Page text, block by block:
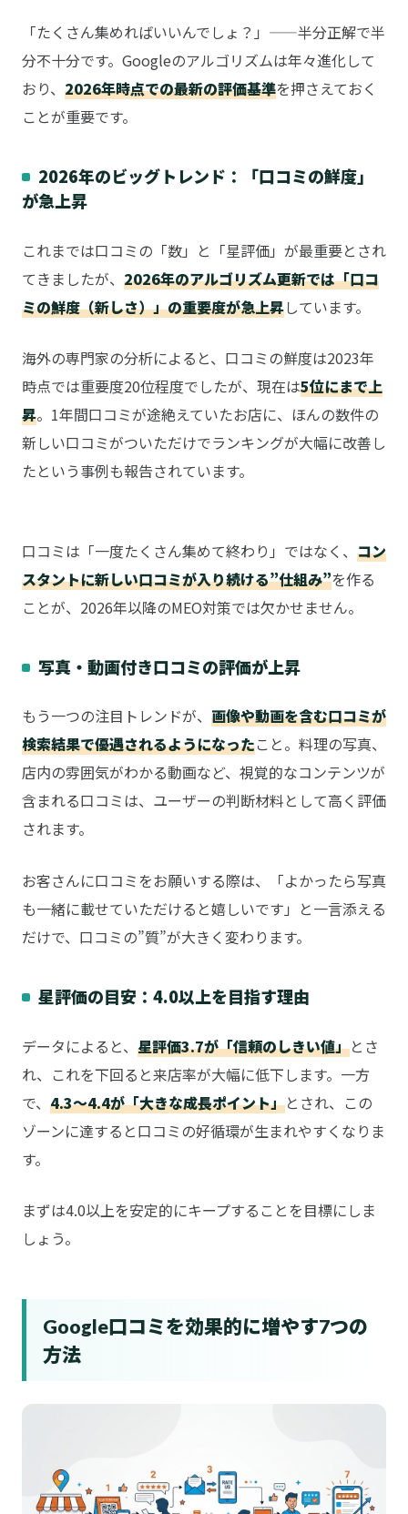
「たくさん集めればいいんでしょ？」——半分正解で半
分不十分です。Googleのアルゴリズムは年々進化して
おり、 2026年時点での最新の評価基準を押さえておく
ことが重要です。
2026年のビッグトレンド：「口コミの鮮度」
が急上昇
これまでは口コミの「数」と「星評価」が最重要とされ
てきましたが、 2026年のアルゴリズム更新では「口コ
ミの鮮度（新しさ）」の重要度が急上昇しています。
海外の専門家の分析によると、口コミの鮮度は2023年
時点では重要度20位程度でしたが、現在は5位にまで上
昇。1年間口コミが途絶えていたお店に、ほんの数件の
新しい口コミがついただけでランキングが大幅に改善し
たという事例も報告されています。
口コミは「一度たくさん集めて終わり」ではなく、 コン
スタントに新しい口コミが入り続ける”仕組み”を作る
ことが、2026年以降のMEO対策では欠かせません。
写真・動画付き口コミの評価が上昇
もう一つの注目トレンドが、 画像や動画を含む口コミが
検索結果で優遇されるようになったこと。料理の写真、
店内の雰囲気がわかる動画など、視覚的なコンテンツが
含まれる口コミは、ユーザーの判断材料として高く評価
されます。
お客さんに口コミをお願いする際は、「よかったら写真
も一緒に載せていただけると嬉しいです」と一言添える
だけで、口コミの”質”が大きく変わります。
星評価の目安：4.0以上を目指す理由
データによると、 星評価3.7が「信頼のしきい値」とさ
れ、これを下回ると来店率が大幅に低下します。一方
で、 4.3〜4.4が「大きな成長ポイント」とされ、この
ゾーンに達すると口コミの好循環が生まれやすくなりま
す。
まずは4.0以上を安定的にキープすることを目標にしま
しょう。
Google口コミを効果的に増やす7つの
方法